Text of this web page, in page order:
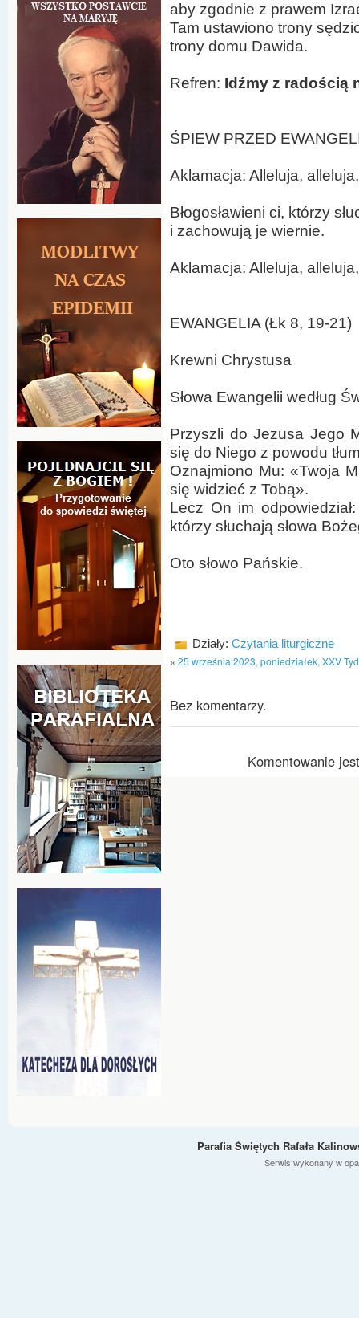
aby zgodnie z prawem
Tam ustawiono trony
trony domu Dawida.
Refren: Idźmy z radością
ŚPIEW PRZED
Aklamacja: Alleluja,
Błogosławieni ci, którzy
i zachowują je wiernie.
Aklamacja: Alleluja,
EWANGELIA (Łk 8, 19-21)
Krewni Chrystusa
Słowa Ewangelii według
Przyszli do Jezusa Jego
się do Niego z powodu
Oznajmiono Mu: «Twoja
się widzieć z Tobą».
Lecz On im
którzy słuchają słowa
Oto słowo Pańskie.
Działy: Czytania liturgiczne
« 25 września 2023, poniedziałek, XXV
Bez komentarzy.
Komentowanie
Parafia Świętych Rafała
Serwis wykonany w